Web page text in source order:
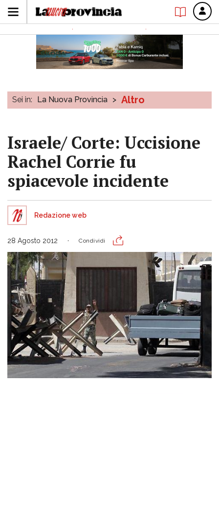
Sei in: La Nuova Provincia > Altro
Israele/ Corte: Uccisione
Rachel Corrie fu
spiacevole incidente
Redazione web
28 Agosto 2012 Condividi